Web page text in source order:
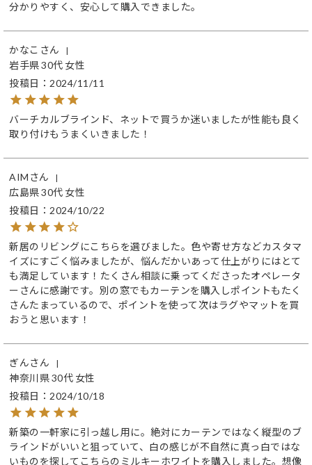
分かりやすく、安心して購入できました。
かなこ
岩手県30代 女性
投稿日
2024/11/11
バーチカルブラインド、ネットで買うか迷いましたが性能も良く
取り付けもうまくいきました！
AIM
広島県30代 女性
投稿日
2024/10/22
新居のリビングにこちらを選びました。色や寄せ方などカスタマ
イズにすごく悩みましたが、悩んだかいあって仕上がりにはとて
も満足しています！たくさん相談に乗ってくださったオペレータ
ーさんに感謝です。別の窓でもカーテンを購入しポイントもたく
さんたまっているので、ポイントを使って次はラグやマットを買
おうと思います！
ぎん
神奈川県30代 女性
投稿日
2024/10/18
新築の一軒家に引っ越し用に。絶対にカーテンではなく縦型のブ
ラインドがいいと狙っていて、白の感じが不自然に真っ白ではな
いものを探してこちらのミルキーホワイトを購入しました。想像